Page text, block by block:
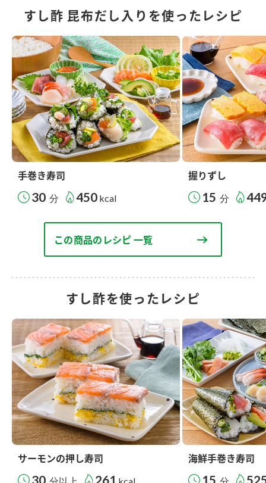
すし酢 昆布だし入りを使ったレシピ
手巻き寿司
30 分 450 kcal
握りずし
15 分
この商品のレシピ 一覧
すし酢を使ったレシピ
サーモンの押し寿司
30 261
海鮮手巻き寿司
15